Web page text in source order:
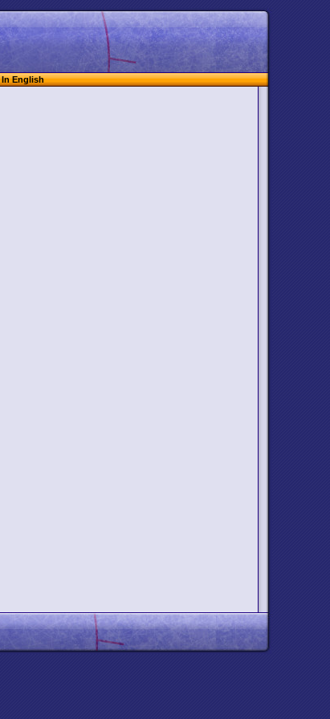
In English